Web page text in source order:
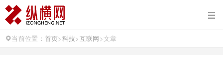
当前位置： 首页>科技>互联网>文章